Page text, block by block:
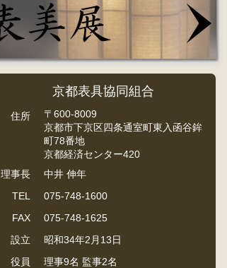
京都表具協同組合
住所
〒600-8009
京都市下京区四条通室町東入函谷鉾
町78番地
京都経済センター420
理事長
中井 伸年
TEL
075-748-1600
FAX
075-748-1625
設立
昭和34年2月13日
役員
理事9名 監事2名